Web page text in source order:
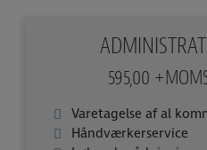
595,00
Varetagelse af al
Håndværkerservice